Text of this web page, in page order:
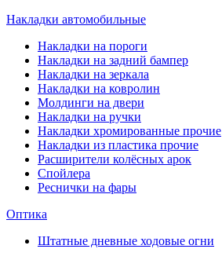
Накладки автомобильные
Накладки на пороги
Накладки на задний бампер
Накладки на зеркала
Накладки на ковролин
Молдинги на двери
Накладки на ручки
Накладки хромированные прочие
Накладки из пластика прочие
Расширители колёсных арок
Спойлера
Реснички на фары
Оптика
Штатные дневные ходовые огни